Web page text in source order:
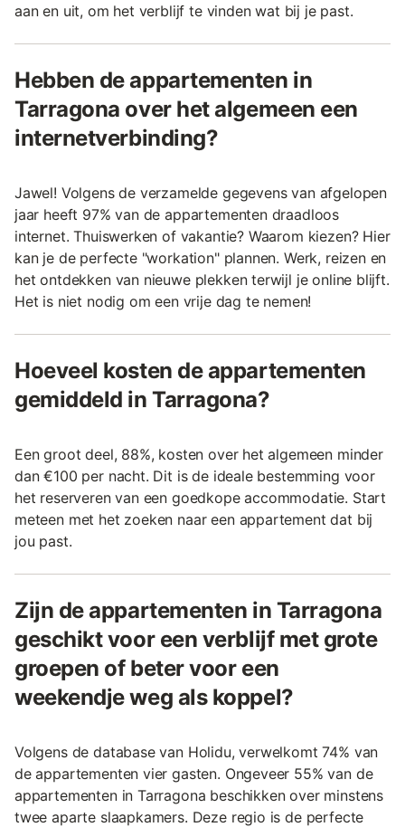
aan en uit, om het verblijf te vinden wat bij je past.
Hebben de appartementen in
Tarragona over het algemeen een
internetverbinding?
Jawel! Volgens de verzamelde gegevens van afgelopen
jaar heeft 97% van de appartementen draadloos
internet. Thuiswerken of vakantie? Waarom kiezen? Hier
kan je de perfecte "workation" plannen. Werk, reizen en
het ontdekken van nieuwe plekken terwijl je online blijft.
Het is niet nodig om een vrije dag te nemen!
Hoeveel kosten de appartementen
gemiddeld in Tarragona?
Een groot deel, 88%, kosten over het algemeen minder
dan €100 per nacht. Dit is de ideale bestemming voor
het reserveren van een goedkope accommodatie. Start
meteen met het zoeken naar een appartement dat bij
jou past.
Zijn de appartementen in Tarragona
geschikt voor een verblijf met grote
groepen of beter voor een
weekendje weg als koppel?
Volgens de database van Holidu, verwelkomt 74% van
de appartementen vier gasten. Ongeveer 55% van de
appartementen in Tarragona beschikken over minstens
twee aparte slaapkamers. Deze regio is de perfecte